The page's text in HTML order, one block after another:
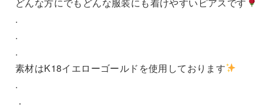
.
.
.
素材はK18イエローゴールドを使用しております
.
．